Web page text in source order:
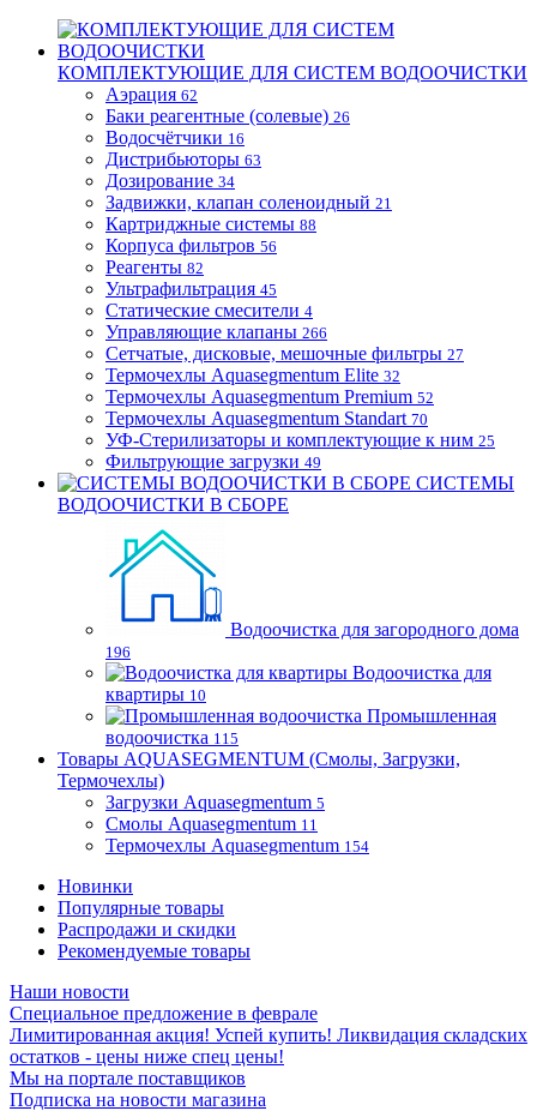
КОМПЛЕКТУЮЩИЕ ДЛЯ СИСТЕМ ВОДООЧИСТКИ
Аэрация 62
Баки реагентные (солевые) 26
Водосчётчики 16
Дистрибьюторы 63
Дозирование 34
Задвижки, клапан соленоидный 21
Картриджные системы 88
Корпуса фильтров 56
Реагенты 82
Ультрафильтрация 45
Статические смесители 4
Управляющие клапаны 266
Сетчатые, дисковые, мешочные фильтры 27
Термочехлы Aquasegmentum Elite 32
Термочехлы Aquasegmentum Premium 52
Термочехлы Aquasegmentum Standart 70
УФ-Стерилизаторы и комплектующие к ним 25
Фильтрующие загрузки 49
СИСТЕМЫ
ВОДООЧИСТКИ В СБОРЕ
Водоочистка для загородного дома
196
Водоочистка для
квартиры 10
Промышленная
водоочистка 115
Товары AQUASEGMENTUM (Смолы, Загрузки,
Термочехлы)
Загрузки Aquasegmentum 5
Смолы Aquasegmentum 11
Термочехлы Aquasegmentum 154
Новинки
Популярные товары
Распродажи и скидки
Рекомендуемые товары
Наши новости
Специальное предложение в феврале
Лимитированная акция! Успей купить! Ликвидация складских
остатков - цены ниже спец цены!
Мы на портале поставщиков
Подписка на новости магазина